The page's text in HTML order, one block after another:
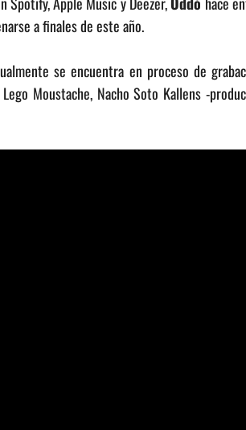
a finales de este año.
se encuentra en proceso de
Moustache, Nacho Soto Kallens -